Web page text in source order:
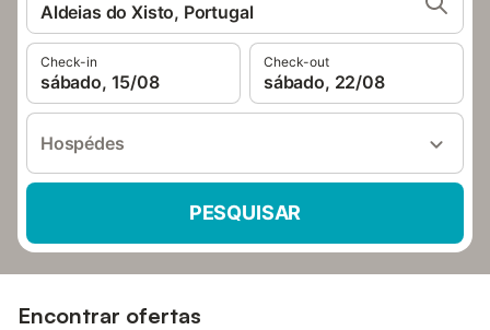
Aldeias do Xisto, Portugal
Check-in
sábado, 15/08
Check-out
sábado, 22/08
Hospédes
PESQUISAR
Encontrar ofertas